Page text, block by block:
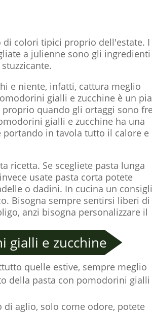
colori tipici proprio dell'estate. I
a julienne sono gli ingredienti
e niente, infatti, cattura meglio
gialli e zucchine è un
quando gli ortaggi sono
gialli e zucchine ha una
in tavola tutto il calore e
ricetta. Se scegliete pasta lunga
usate pasta corta potete
o dadini. In cucina un
Bisogna sempre sentirsi liberi di
anzi bisogna personalizzare il
gialli e zucchine
quelle estive, sempre meglio
della pasta con pomodorini gialli
aglio, solo come odore, potete